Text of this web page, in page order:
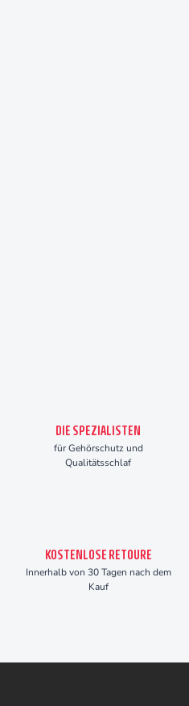
DIE SPEZIALISTEN
für Gehörschutz und
Qualitätsschlaf
KOSTENLOSE RETOURE
Innerhalb von 30 Tagen nach dem
Kauf